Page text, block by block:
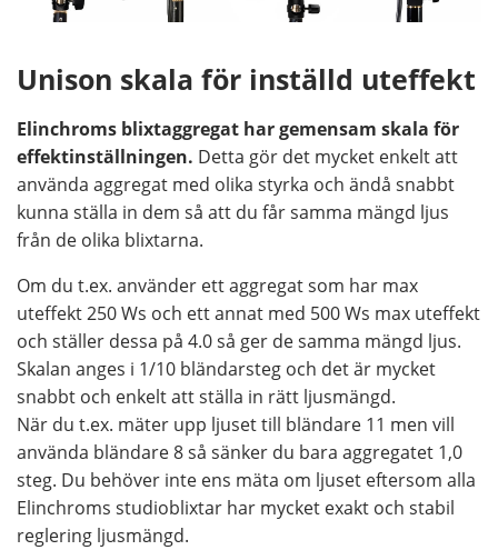
Unison skala för inställd uteffekt
Elinchroms blixtaggregat har gemensam skala för
effektinställningen. Detta gör det mycket enkelt att
använda aggregat med olika styrka och ändå snabbt
kunna ställa in dem så att du får samma mängd ljus
från de olika blixtarna.
Om du t.ex. använder ett aggregat som har max
uteffekt 250 Ws och ett annat med 500 Ws max uteffekt
och ställer dessa på 4.0 så ger de samma mängd ljus.
Skalan anges i 1/10 bländarsteg och det är mycket
snabbt och enkelt att ställa in rätt ljusmängd.
När du t.ex. mäter upp ljuset till bländare 11 men vill
använda bländare 8 så sänker du bara aggregatet 1,0
steg. Du behöver inte ens mäta om ljuset eftersom alla
Elinchroms studioblixtar har mycket exakt och stabil
reglering ljusmängd.